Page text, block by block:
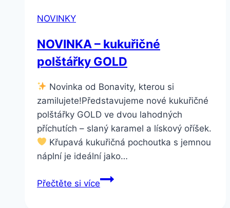
NOVINKY
NOVINKA – kukuřičné
polštářky GOLD
Novinka od Bonavity, kterou si
zamilujete!Představujeme nové kukuřičné
polštářky GOLD ve dvou lahodných
příchutích – slaný karamel a lískový oříšek.
Křupavá kukuřičná pochoutka s jemnou
náplní je ideální jako…
Přečtěte si víceNOVINKA